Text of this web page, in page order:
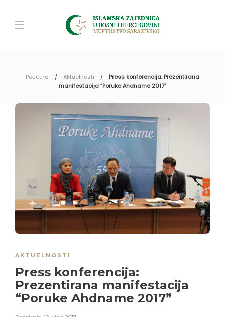
Početna Aktuelnosti
Press konferencija: Prezentirana
manifestacija “Poruke Ahdname 2017”
AKTUELNOSTI
Press konferencija:
Prezentirana manifestacija
“Poruke Ahdname 2017”